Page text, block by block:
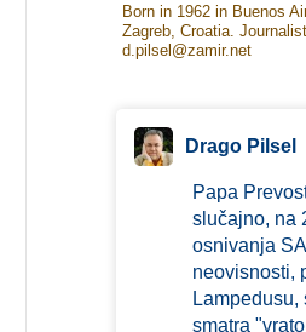
Born in 1962 in Buenos
Zagreb, Croatia.
d.pilsel@zamir.net
Drago Pilsel
Papa
slučajno, na
osnivanja
neovisnosti,
Lampedusu,
smatra